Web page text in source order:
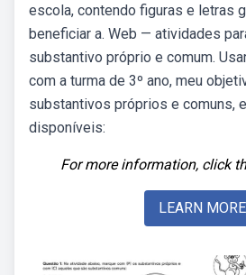
escola, contendo figuras e letras
beneficiar a. Web — atividades
substantivo próprio e comum.
com a turma de 3º ano, meu
substantivos próprios e comuns,
disponíveis:
For more information, click
LEARN MORE